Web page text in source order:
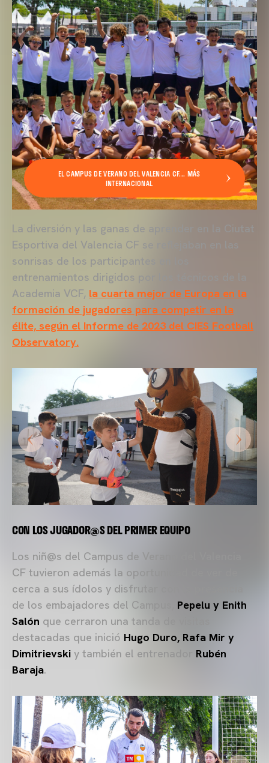
EL CAMPUS DE VERANO DEL VALENCIA CF... MÁS
INTERNACIONAL
La diversión y las ganas de aprender en la Ciutat
Esportiva del Valencia CF se reflejaban en las
sonrisas de los participantes en los
entrenamientos dirigidos por los técnicos de la
Academia VCF, la cuarta mejor de Europa en la
formación de jugadores para competir en la
élite, según el Informe de 2023 del CIES Football
Observatory.
CON LOS JUGADOR@S DEL PRIMER EQUIPO
Los niñ@s del Campus de Verano del Valencia
CF tuvieron además la oportunidad de ver de
cerca a sus ídolos y disfrutar con la presencia
de los embajadores del Campus, Pepelu y Enith
Salón que cerraron una tanda de visitas
destacadas que inició Hugo Duro, Rafa Mir y
Dimitrievski y también el entrenador Rubén
Baraja.